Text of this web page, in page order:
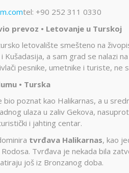
tel: +90 252 311 0330
prevoz • Letovanje u Turskoj
letovalište smešteno na
Kušadasija, a sam grad se nalazi
pesnike, umetnike i turiste, ne
• Turska
bio poznat kao Halikarnas, a u
ulaza u zaliv Gekova,
i jahting centar.
tvrđava Halikarnas, kao
Tvrđava je nekada bila
još iz Bronzanog doba.